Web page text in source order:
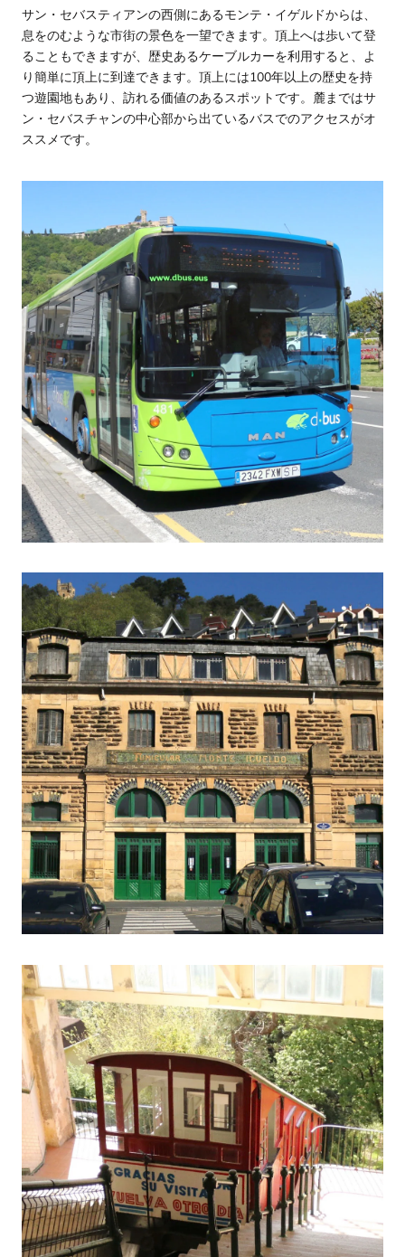
サン・セバスティアンの西側にあるモンテ・イゲルドからは、
息をのむような市街の景色を一望できます。頂上へは歩いて登
ることもできますが、歴史あるケーブルカーを利用すると、よ
り簡単に頂上に到達できます。頂上には100年以上の歴史を持
つ遊園地もあり、訪れる価値のあるスポットです。麓まではサ
ン・セバスチャンの中心部から出ているバスでのアクセスがオ
ススメです。